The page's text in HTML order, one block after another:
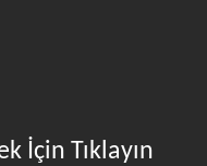
İçin Tıklayın